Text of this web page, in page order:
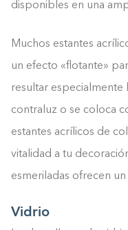
disponibles en una
Muchos estantes
un efecto «flotante»
resultar especialmente
contraluz o se coloca
estantes acrílicos de
vitalidad a tu
esmeriladas ofrecen
Vidrio